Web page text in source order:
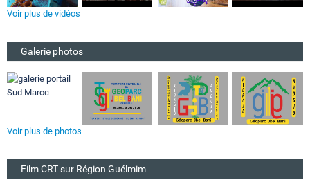
Voir plus de vidéos
Galerie photos
Voir plus de photos
Film CRT sur Région Guélmim